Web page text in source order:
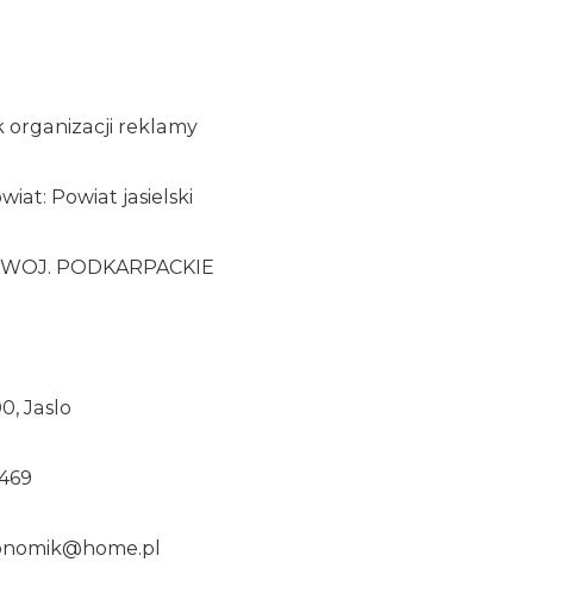
organizacji reklamy
Powiat jasielski
PODKARPACKIE
Jaslo